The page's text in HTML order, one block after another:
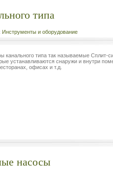
типа
Инструменты и оборудование
канального типа так называемые Сплит-
устанавливаются снаружи и внутри
офисах и т.д.
насосы